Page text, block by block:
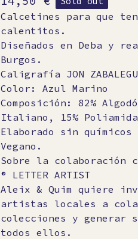
Calcetines para que
calentitos.
Diseñados en Deba y
Burgos.
Caligrafía JON
Color: Azul Marino
Composición: 82%
Italiano, 15%
Elaborado sin
Vegano.
Sobre la colaboración
® LETTER ARTIST
Aleix & Quim quiere
artistas locales a
colecciones y generar
todos ellos.